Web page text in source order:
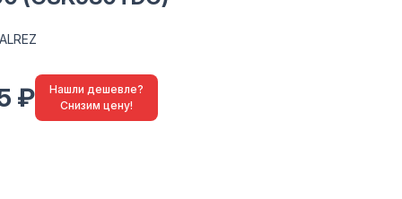
₽
Нашли дешевле?
Снизим цену!